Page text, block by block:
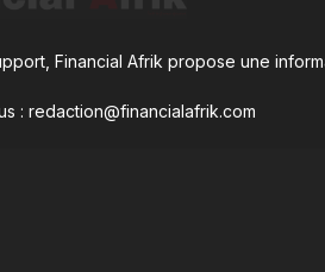
Financial Afrik propose une
: redaction@financialafrik.com